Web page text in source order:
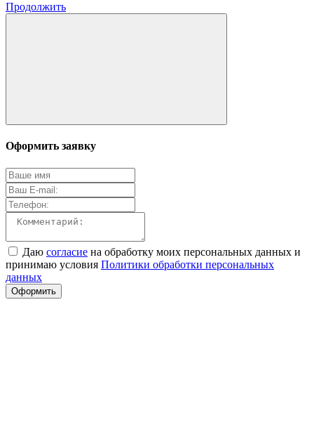
Продолжить
Оформить заявку
Даю согласие на обработку моих персональных данных и
принимаю условия Политики обработки персональных
данных
Оформить